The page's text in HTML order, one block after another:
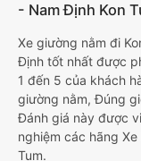
- Nam Định Kon
Xe giường nằm đi
Định tốt nhất được
1 đến 5 của khách
giường nằm, Đúng
Đánh giá này được
nghiệm các hãng
Tum.